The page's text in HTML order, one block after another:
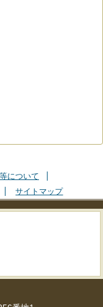
について
サイトマップ